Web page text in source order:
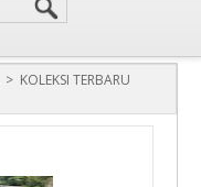
> KOLEKSI TERBARU